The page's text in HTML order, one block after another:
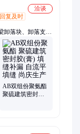
洽谈
回复及时
卸落块、卸落支座
AB双组份聚氨酯
聚硫建筑密封胶